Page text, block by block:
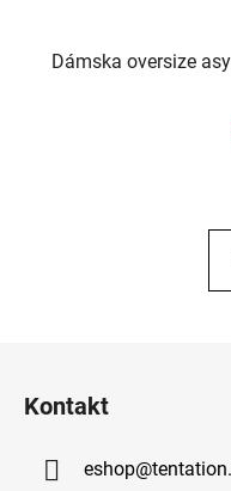
Dámska oversize
Kontakt
eshop@